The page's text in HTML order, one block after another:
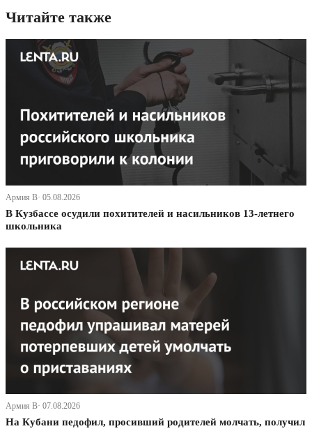
Читайте также
Армия В· 05.08.2026
В Кузбассе осудили похитителей и насильников 13-летнего
школьника
Армия В· 07.08.2026
На Кубани педофил, просивший родителей молчать, получил